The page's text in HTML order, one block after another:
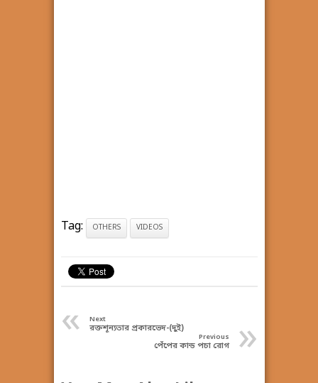
Tag: OTHERS VIDEOS
« Next
রক্তশূন্যতার প্রকারভেদ-(দুই) »
Previous
পেঁপের কান্ড পচা রোগ